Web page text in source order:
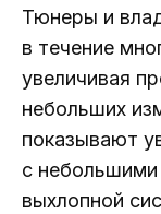
Тюнеры и
в течение
увеличивая
небольших
показывают
с
выхлопной